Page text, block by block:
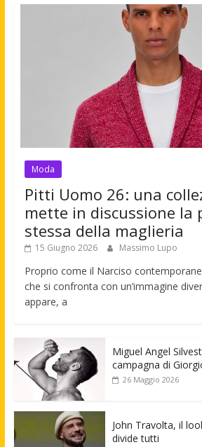
Moda
Pitti Uomo 26: una
mette in discussione la
stessa della maglieria
15 Giugno 2026 Massimo Lupo
Proprio come il Narciso
che si confronta con un’immagine
appare, a
Miguel Angel
campagna di
26 Maggio 2026
John Travolta, il
divide tutti